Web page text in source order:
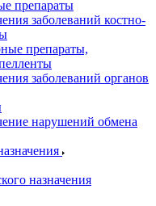
препараты
заболеваний костно-
препараты,
заболеваний органов
нарушений обмена
назначения